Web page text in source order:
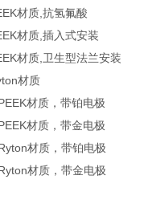
材质,抗氢氟酸
材质,插入式安装
材质,卫生型法兰安装
材质
材质，带铂电极
材质，带金电极
材质，带铂电极
材质，带金电极